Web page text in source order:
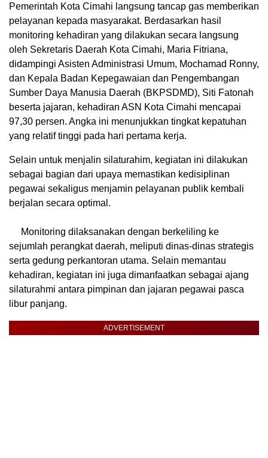
Pemerintah Kota Cimahi langsung tancap gas memberikan
pelayanan kepada masyarakat. Berdasarkan hasil
monitoring kehadiran yang dilakukan secara langsung
oleh Sekretaris Daerah Kota Cimahi, Maria Fitriana,
didampingi Asisten Administrasi Umum, Mochamad Ronny,
dan Kepala Badan Kepegawaian dan Pengembangan
Sumber Daya Manusia Daerah (BKPSDMD), Siti Fatonah
beserta jajaran, kehadiran ASN Kota Cimahi mencapai
97,30 persen. Angka ini menunjukkan tingkat kepatuhan
yang relatif tinggi pada hari pertama kerja.
Selain untuk menjalin silaturahim, kegiatan ini dilakukan
sebagai bagian dari upaya memastikan kedisiplinan
pegawai sekaligus menjamin pelayanan publik kembali
berjalan secara optimal.
Monitoring dilaksanakan dengan berkeliling ke
sejumlah perangkat daerah, meliputi dinas-dinas strategis
serta gedung perkantoran utama. Selain memantau
kehadiran, kegiatan ini juga dimanfaatkan sebagai ajang
silaturahmi antara pimpinan dan jajaran pegawai pasca
libur panjang.
ADVERTISEMENT